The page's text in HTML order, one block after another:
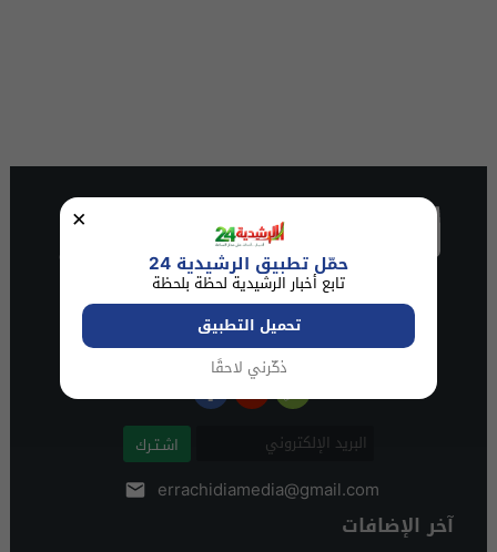
اشـتـرك
errachidiamedia@gmail.com
آخر الإضافات
×
حمّل تطبيق الرشيدية 24
تابع أخبار الرشيدية لحظة بلحظة
تحميل التطبيق
ذكّرني لاحقًا